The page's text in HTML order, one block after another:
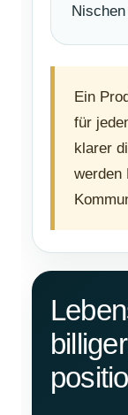
Ein
für
klarer
werden